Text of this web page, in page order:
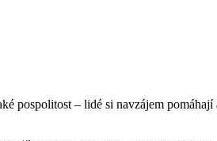
pospolitost – lidé si navzájem